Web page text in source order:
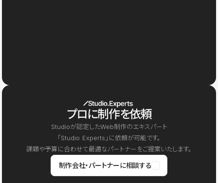
プロに制作を依頼
Studioが認定したWeb制作のエキスパート
「Studio Experts」に依頼が可能です。
課題や予算に合わせて最適なパートナーをご提案いたします。
制作会社・パートナーに相談する